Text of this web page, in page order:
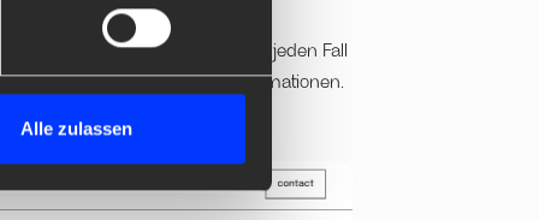
Alle zulassen
von Jonathan Waterworth auf jeden Fall
dem dezenten Einsatz von Animationen.